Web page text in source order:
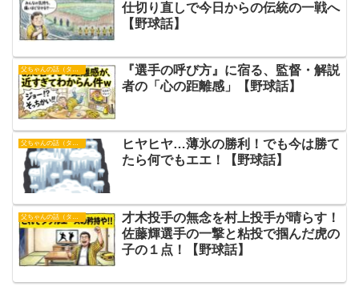
仕切り直しで今日からの伝統の一戦へ
【野球話】
父ちゃんの話（タイガース）
『選手の呼び方』に宿る、監督・解説
者の「心の距離感」【野球話】
父ちゃんの話（タイガース）
ヒヤヒヤ…薄氷の勝利！でも今は勝て
たら何でもエエ！【野球話】
才木投手の無念を村上投手が晴らす！
佐藤輝選手の一撃と粘投で掴んだ虎の
子の１点！【野球話】